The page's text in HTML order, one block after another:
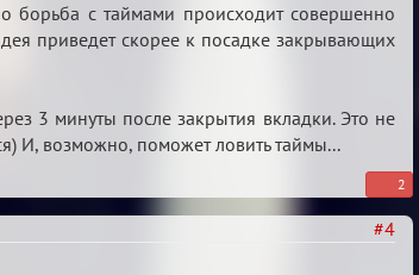
борьба с таймами происходит совершенно
приведет скорее к посадке закрывающих
3 минуты после закрытия вкладки. Это не
И, возможно, поможет ловить таймы...
2
#4